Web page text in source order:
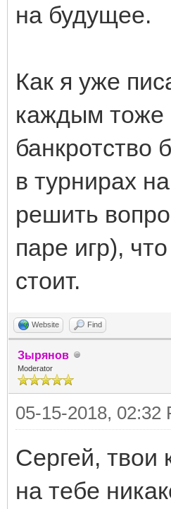
на будущее.
Как я уже
каждым тоже
в турнирах
решить
паре игр),
стоит.
Website Find
Зырянов
Moderator
05-15-2018, 02:32
Сергей, твои
на тебе